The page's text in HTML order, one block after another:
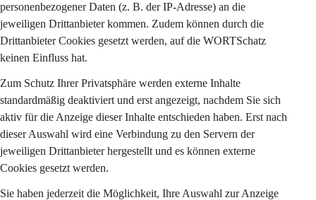
personenbezogener Daten (z. B. der IP-Adresse) an die
jeweiligen Drittanbieter kommen. Zudem können durch die
Drittanbieter Cookies gesetzt werden, auf die WORTSchatz
keinen Einfluss hat.
Zum Schutz Ihrer Privatsphäre werden externe Inhalte
standardmäßig deaktiviert und erst angezeigt, nachdem Sie sich
aktiv für die Anzeige dieser Inhalte entschieden haben. Erst nach
dieser Auswahl wird eine Verbindung zu den Servern der
jeweiligen Drittanbieter hergestellt und es können externe
Cookies gesetzt werden.
Sie haben jederzeit die Möglichkeit, Ihre Auswahl zur Anzeige